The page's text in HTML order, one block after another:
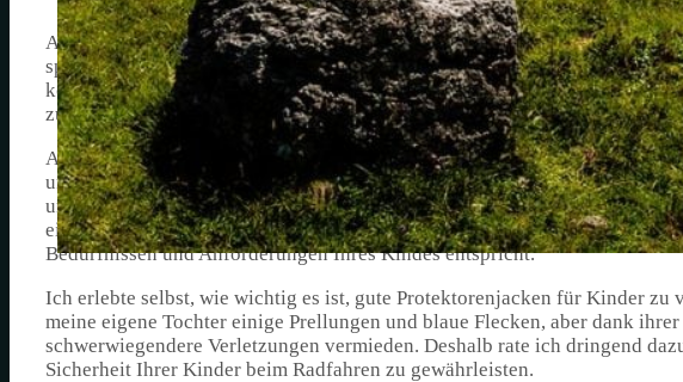
Als begeisterter Radfahrer kann ich die Wichtigkeit eines guten
speziell entwickelten Schutzjacken sind ein wesentlicher Bestandteil der
können im Falle eines Sturzes Verletzungen erheblich reduzieren. In
zum Thema Protektorenjacken für Kinder im Zusammenhang mit dem
Auf dem Markt gibt es eine große Auswahl an Protektorenjacken für
und in verschiedenen Preisklassen erhältlich sind. Sie reichen von
umfassenderen Lösungen, die zusätzlichen Schutz für den Rücken, die
einer Protektorenjacke für Ihr Kind ist es wichtig, eine fundierte
Bedürfnissen und Anforderungen Ihres Kindes entspricht.
Ich erlebte selbst, wie wichtig es ist, gute Protektorenjacken für Kinder
meine eigene Tochter einige Prellungen und blaue Flecken, aber dank
schwerwiegendere Verletzungen vermieden. Deshalb rate ich dringend
Sicherheit Ihrer Kinder beim Radfahren zu gewährleisten.